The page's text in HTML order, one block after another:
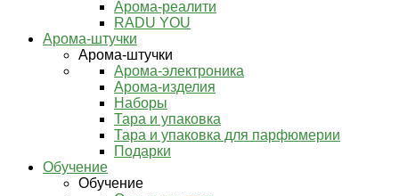
Арома-реалити
RADU YOU
Арома-штучки
Арома-штучки
Арома-электроника
Арома-изделия
Наборы
Тара и упаковка
Тара и упаковка для парфюмерии
Подарки
Обучение
Обучение